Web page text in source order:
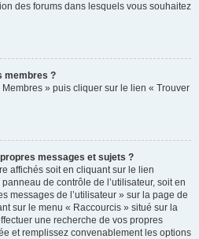
des forums dans lesquels vous souhaitez
membres ?
» puis cliquer sur le lien « Trouver
messages et sujets ?
affichés soit en cliquant sur le lien
de contrôle de l’utilisateur, soit en
messages de l’utilisateur » sur la page de
sur le menu « Raccourcis » situé sur la
une recherche de vos propres
et remplissez convenablement les options